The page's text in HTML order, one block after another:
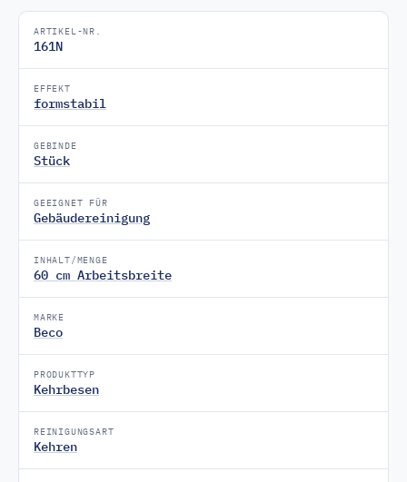
ARTIKEL-NR.
161N
EFFEKT
formstabil
GEBINDE
Stück
GEEIGNET FÜR
Gebäudereinigung
INHALT/MENGE
60 cm Arbeitsbreite
MARKE
Beco
PRODUKTTYP
Kehrbesen
REINIGUNGSART
Kehren